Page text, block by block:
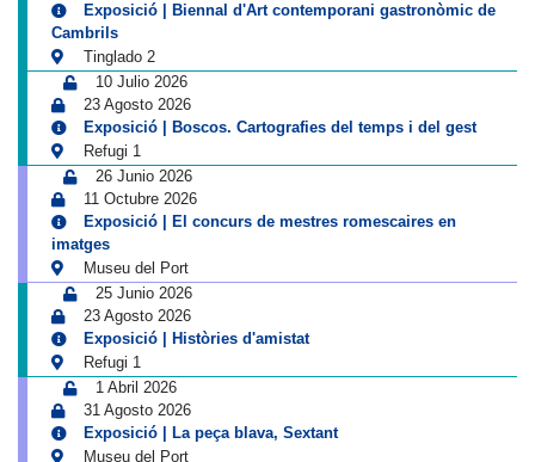
Exposició | Biennal d'Art contemporani gastronòmic de
Cambrils
Tinglado 2
10 Julio 2026
23 Agosto 2026
Exposició | Boscos. Cartografies del temps i del gest
Refugi 1
26 Junio 2026
11 Octubre 2026
Exposició | El concurs de mestres romescaires en
imatges
Museu del Port
25 Junio 2026
23 Agosto 2026
Exposició | Històries d'amistat
Refugi 1
1 Abril 2026
31 Agosto 2026
Exposició | La peça blava, Sextant
Museu del Port